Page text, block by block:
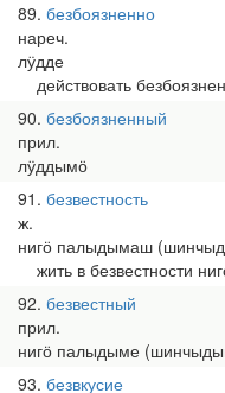
89 безбоязненно
нареч.
лӱдде
действовать
90 безбоязненный
прил.
лӱддымӧ
91 безвестность
ж.
нигӧ палыдымаш
жить в безвестности
92 безвестный
прил.
нигӧ палыдыме
93 безвкусие